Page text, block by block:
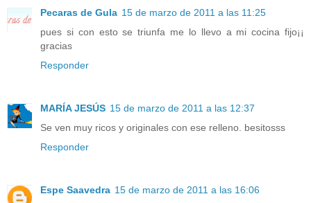
Pecaras de Gula 15 de marzo de 2011 a las 11:25
pues si con esto se triunfa me lo llevo a mi cocina fijo¡¡
gracias
Responder
MARÍA JESÚS 15 de marzo de 2011 a las 12:37
Se ven muy ricos y originales con ese relleno. besitosss
Responder
Espe Saavedra 15 de marzo de 2011 a las 16:06